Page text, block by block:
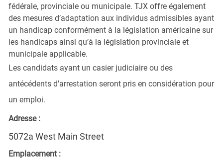
fédérale, provinciale ou municipale. TJX offre également
des mesures d’adaptation aux individus admissibles ayant
un handicap conformément à la législation américaine sur
les handicaps ainsi qu’à la législation provinciale et
municipale applicable.
Les candidats ayant un casier judiciaire ou des
antécédents d'arrestation seront pris en considération pour
un emploi.
Adresse :
5072a West Main Street
Emplacement :